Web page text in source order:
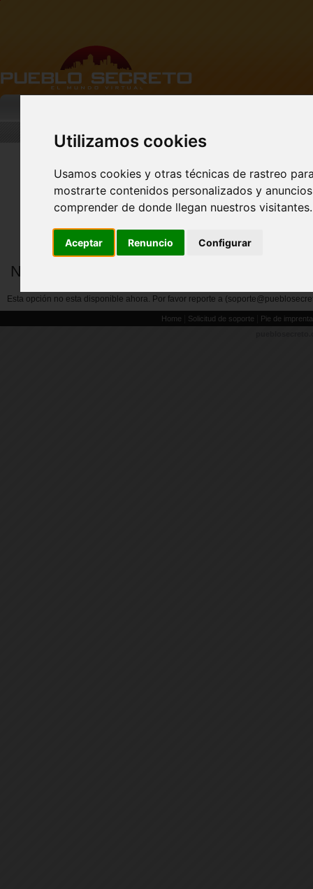
Utilizamos cookies
Usamos cookies y otras técnicas de rastreo
mostrarte contenidos personalizados y
comprender de donde llegan nuestros visitantes.
Aceptar Renuncio Configurar
FACEBOOK Pueblo
Secreto - CLIC AQUÍ
Notificar abuso por miembros
Esta opción no esta disponible ahora. Por favor reporte a
Home Solicitud de soporte Pie de imprenta